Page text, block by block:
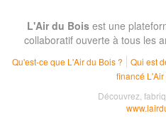
L'Air du Bois est une
collaboratif ouverte à tous les
Qu'est-ce que L'Air du Bois ? Qui est
financé L'Air
Découvrez,